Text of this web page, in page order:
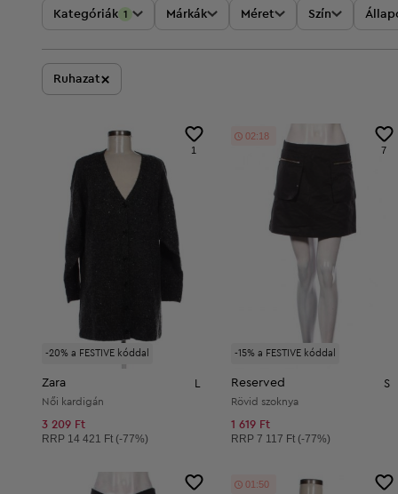
Kategóriák 1 Márkák Méret Szín
Ruhazat×
-20% a FESTIVE kóddal
1
Zara
Női kardigán
3 209 Ft
Ajánlott ár:
RRP 14 421 Ft (-77%)
-15% a FESTIVE kóddal
7
02:17
Reserved S
Rövid szoknya
1 619 Ft
Ajánlott ár:
RRP7 117 Ft (-77%)
01:49